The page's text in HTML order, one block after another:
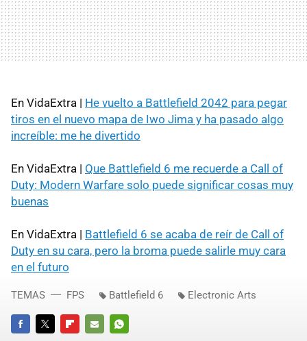
En VidaExtra | He vuelto a Battlefield 2042 para pegar
tiros en el nuevo mapa de Iwo Jima y ha pasado algo
increíble: me he divertido
En VidaExtra | Que Battlefield 6 me recuerde a Call of
Duty: Modern Warfare solo puede significar cosas muy
buenas
En VidaExtra | Battlefield 6 se acaba de reír de Call of
Duty en su cara, pero la broma puede salirle muy cara
en el futuro
TEMAS FPS Battlefield 6 Electronic Arts